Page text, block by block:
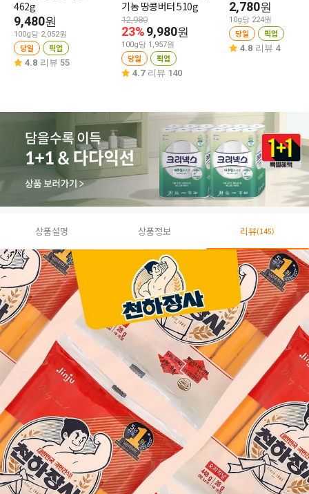
462g
9,480원
100g당 2,052원
당일 픽업
4.8 리뷰 55
기농 땅콩버터 510g
12,980
23%9,980원
100g당 1,957원
당일 픽업
4.7 리뷰 140
2,780원
10g당 224원
당일 픽업
4.8 리뷰 4
상품설명 상품정보 리뷰(145)